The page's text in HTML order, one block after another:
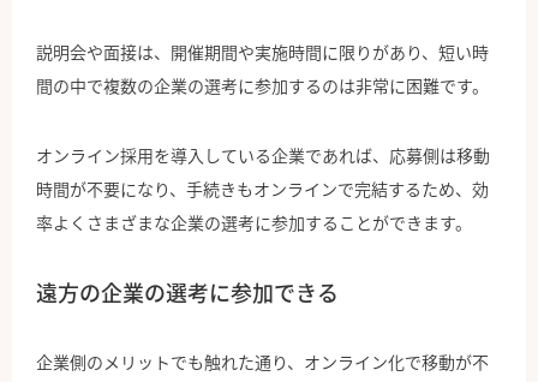
説明会や面接は、開催期間や実施時間に限りがあり、短い時
間の中で複数の企業の選考に参加するのは非常に困難です。
オンライン採用を導入している企業であれば、応募側は移動
時間が不要になり、手続きもオンラインで完結するため、効
率よくさまざまな企業の選考に参加することができます。
遠方の企業の選考に参加できる
企業側のメリットでも触れた通り、オンライン化で移動が不